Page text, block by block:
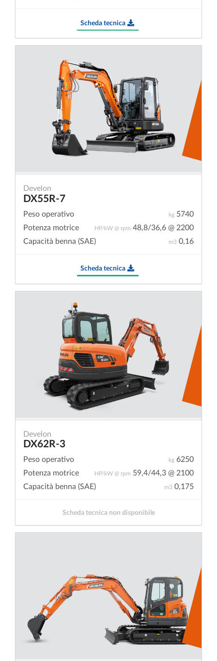
Scheda tecnica
Develon
DX55R-7
kg 5740
Peso operativo
HP/kW @ rpm 48,8/36,6 @ 2200
Potenza motrice
m3 0,16
Capacità benna (SAE)
Scheda tecnica
Develon
DX62R-3
kg 6250
Peso operativo
HP/kW @ rpm 59,4/44,3 @ 2100
Potenza motrice
m3 0,175
Capacità benna (SAE)
Scheda tecnica non disponibile